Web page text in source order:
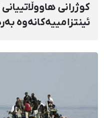
كوژرانی
ئینتزامییەكانەوە